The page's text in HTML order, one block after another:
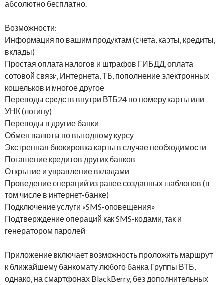
абсолютно бесплатно.
Возможности:
Информация по вашим продуктам (счета, карты, кредиты,
вклады)
Простая оплата налогов и штрафов ГИБДД, оплата
сотовой связи, Интернета, ТВ, пополнение электронных
кошельков и многое другое
Переводы средств внутри ВТБ24 по номеру карты или
УНК (логину)
Переводы в другие банки
Обмен валюты по выгодному курсу
Экстренная блокировка карты в случае необходимости
Погашение кредитов других банков
Открытие и управление вкладами
Проведение операций из ранее созданных шаблонов (в
том числе в интернет-банке)
Подключение услуги «SMS-оповещения»
Подтверждение операций как SMS-кодами, так и
генератором паролей
Приложение включает возможность проложить маршрут
к ближайшему банкомату любого банка Группы ВТБ,
однако, на смартфонах BlackBerry, без дополнительных